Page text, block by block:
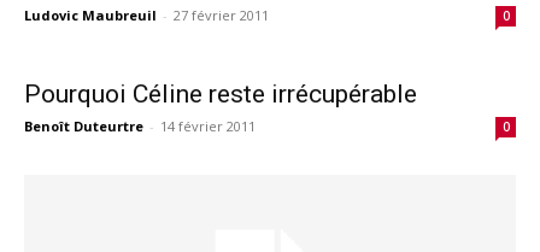
Ludovic Maubreuil - 27 février 2011 0
Pourquoi Céline reste irrécupérable
Benoît Duteurtre - 14 février 2011 0